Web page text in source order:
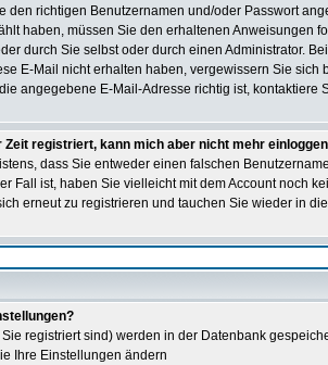
den richtigen Benutzernamen und/oder Passwort
haben, müssen Sie den erhaltenen Anweisungen
durch Sie selbst oder durch einen Administrator.
E-Mail nicht erhalten haben, vergewissern Sie
angegebene E-Mail-Adresse richtig ist, kontaktiere
Zeit registriert, kann mich aber nicht mehr
dass Sie entweder einen falschen
Fall ist, haben Sie vielleicht mit dem Account noch
erneut zu registrieren und tauchen Sie wieder in
Sie registriert sind) werden in der Datenbank
Ihre Einstellungen ändern